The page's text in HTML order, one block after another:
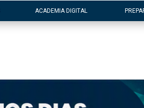
ACADEMIA DIGITAL